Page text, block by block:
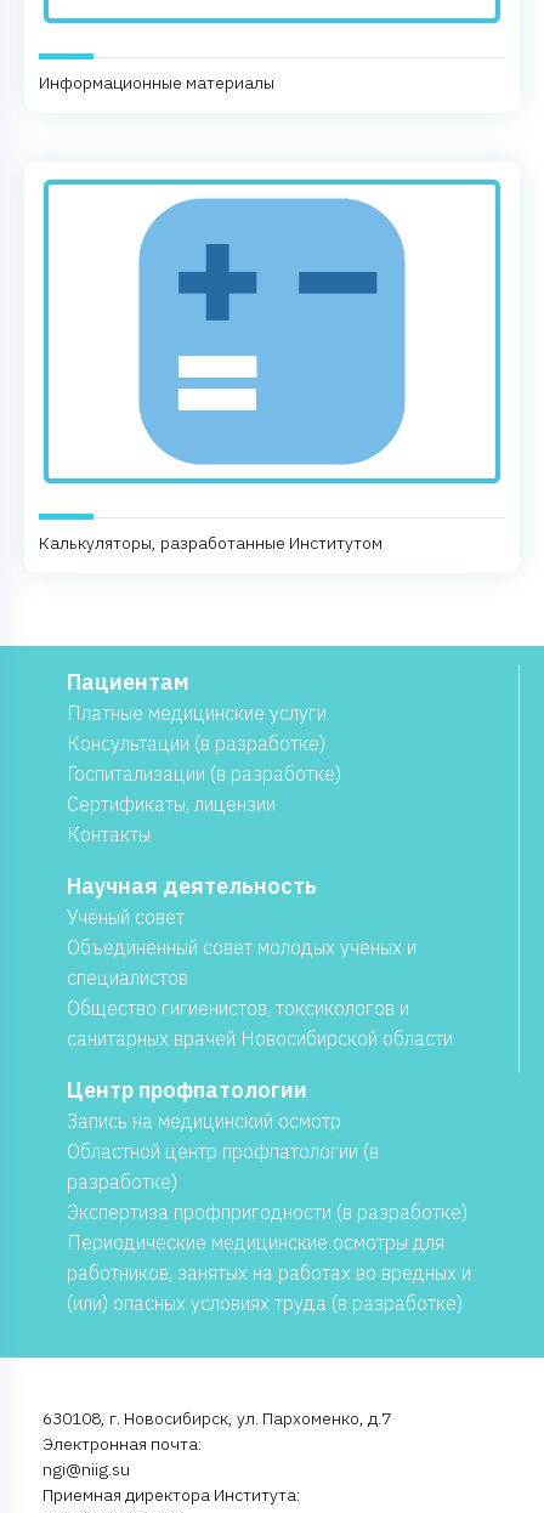
Информационные материалы
Калькуляторы, разработанные Институтом
Пациентам
Платные медицинские услуги
Консультации (в разработке)
Госпитализации (в разработке)
Сертификаты, лицензии
Контакты
Научная деятельность
Учёный совет
Объединенный совет молодых ученых и
специалистов
Общество гигиенистов, токсикологов и
санитарных врачей Новосибирской области
Центр профпатологии
Запись на медицинский осмотр
Областной центр профпатологии (в
разработке)
Экспертиза профпригодности (в разработке)
Периодические медицинские осмотры для
работников, занятых на работах во вредных и
(или) опасных условиях труда (в разработке)
630108, г. Новосибирск, ул. Пархоменко, д.7
Электронная почта:
ngi@niig.su
Приемная директора Института: